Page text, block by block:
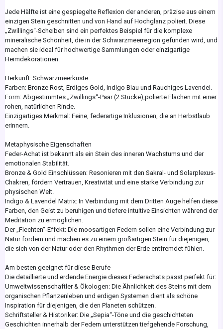
Jede Hälfte ist eine gespiegelte Reflexion der anderen, präzise aus einem
einzigen Stein geschnitten und von Hand auf Hochglanz poliert. Diese
„Zwillings“-Scheiben sind ein perfektes Beispiel für die komplexe
mineralische Schönheit, die in der Schwarzmeerregion gefunden wird, und
machen sie ideal für hochwertige Sammlungen oder einzigartige
Heimdekorationen.
Herkunft: Schwarzmeerküste
Farben: Bronze Rost, Erdiges Gold, Indigo Blau und Rauchiges Lavendel.
Form: Abgestimmtes „Zwillings“-Paar (2 Stücke),polierte Flächen mit einer
rohen, natürlichen Rinde.
Einzigartiges Merkmal: Feine, federartige Inklusionen, die an Herbstlaub
erinnern.
Metaphysische Eigenschaften
Feder-Achat ist bekannt als ein Stein des inneren Wachstums und der
emotionalen Stabilität.
Bronze & Gold Einschlüssen: Resonieren mit den Sakral- und Solarplexus-
Chakren, fördern Vertrauen, Kreativität und eine starke Verbindung zur
physischen Welt.
Indigo & Lavendel Matrix: In Verbindung mit dem Dritten Auge helfen diese
Farben, den Geist zu beruhigen und tiefere intuitive Einsichten während der
Meditation zu ermöglichen.
Der „Flechten“-Effekt: Die moosartigen Federn sollen eine Verbindung zur
Natur fördern und machen es zu einem großartigen Stein für diejenigen,
die sich von der Natur oder den Rhythmen der Erde entfremdet fühlen.
Am besten geeignet für diese Berufe
Die detaillierte und erdende Energie dieses Federachats passt perfekt für:
Umweltwissenschaftler & Ökologen: Die Ähnlichkeit des Steins mit dem
organischen Pflanzenleben und erdigen Systemen dient als schöne
Inspiration für diejenigen, die den Planeten schützen.
Schriftsteller & Historiker: Die „Sepia“-Töne und die geschichteten
Geschichten innerhalb der Federn unterstützen tiefgehende Forschung,